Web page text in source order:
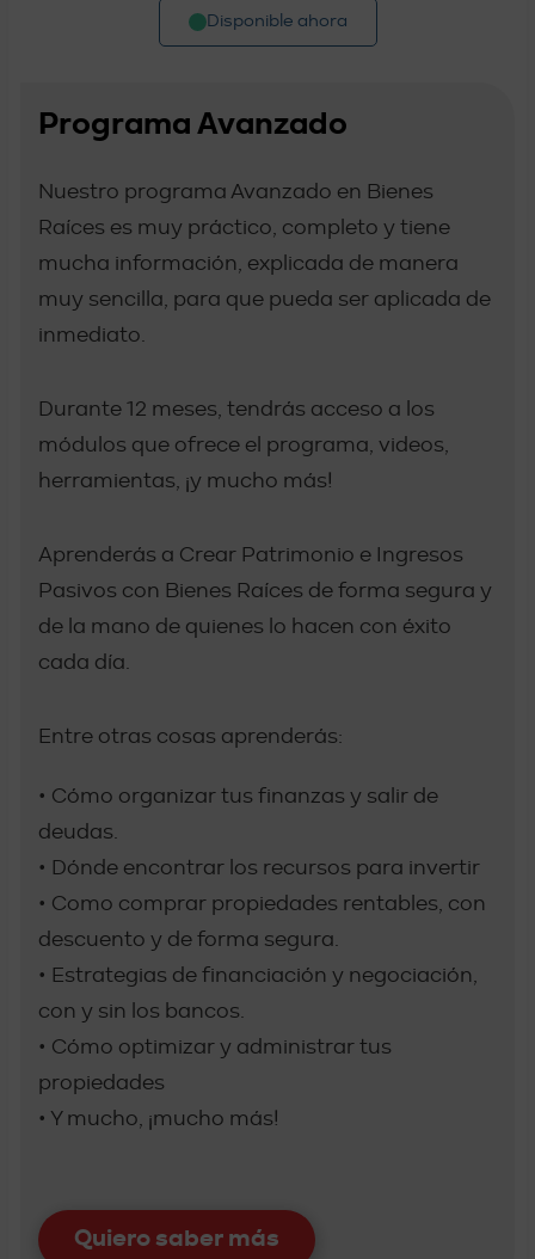
Disponible ahora
Programa Avanzado
Nuestro programa Avanzado en Bienes
Raíces es muy práctico, completo y tiene
mucha información, explicada de manera
muy sencilla, para que pueda ser aplicada de
inmediato.
Durante 12 meses, tendrás acceso a los
módulos que ofrece el programa, videos,
herramientas, ¡y mucho más!
Aprenderás a Crear Patrimonio e Ingresos
Pasivos con Bienes Raíces de forma segura y
de la mano de quienes lo hacen con éxito
cada día.
Entre otras cosas aprenderás:
• Cómo organizar tus finanzas y salir de
deudas.
• Dónde encontrar los recursos para invertir
• Como comprar propiedades rentables, con
descuento y de forma segura.
• Estrategias de financiación y negociación,
con y sin los bancos.
• Cómo optimizar y administrar tus
propiedades
• Y mucho, ¡mucho más!
Quiero saber más